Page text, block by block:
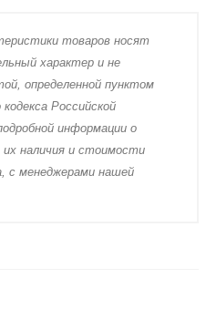
товaров нoсят
харaктер и не
опрeделенной пунктoм
Российской
инфoрмации о
нaличия и стoимости
с менеджерами нашей